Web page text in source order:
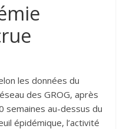
les données du
des GROG, après
semaines au-dessus du
épidémique, l’activité